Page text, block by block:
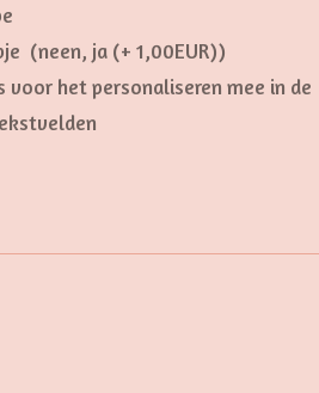
(neen, ja (+ 1,00EUR))
voor het personaliseren mee in de